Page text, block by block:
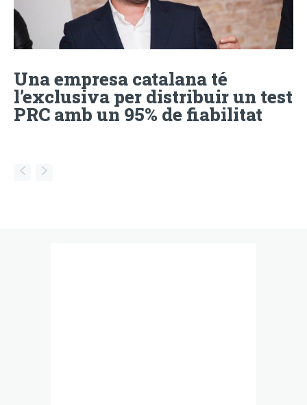
Una empresa catalana té
l’exclusiva per distribuir un test
PRC amb un 95% de fiabilitat